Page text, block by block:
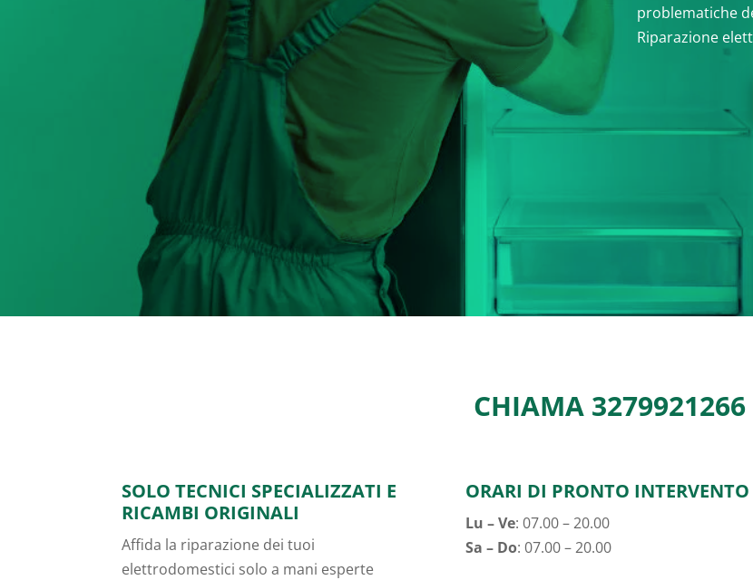
problematiche
Riparazione
CHIAMA 3279921266
SOLO TECNICI SPECIALIZZATI E
RICAMBI ORIGINALI
Affida la riparazione dei tuoi
elettrodomestici solo a mani esperte
ORARI DI PRONTO INTERVENTO
Lu – Ve: 07.00 – 20.00
Sa – Do: 07.00 – 20.00